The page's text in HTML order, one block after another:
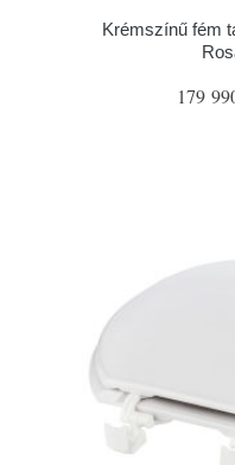
Krémszínű fém
179